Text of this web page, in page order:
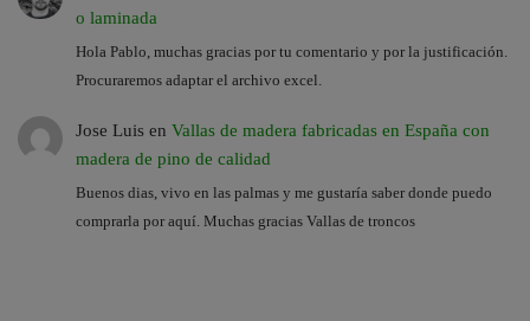
o laminada
Hola Pablo, muchas gracias por tu comentario y por la justificación.
Procuraremos adaptar el archivo excel.
Jose Luis en Vallas de madera fabricadas en España con
madera de pino de calidad
Buenos dias, vivo en las palmas y me gustaría saber donde puedo
comprarla por aquí. Muchas gracias Vallas de troncos